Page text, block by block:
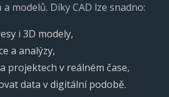
modelů. Díky CAD lze snadno:
i 3D modely,
a analýzy,
projektech v reálném čase,
data v digitální podobě.